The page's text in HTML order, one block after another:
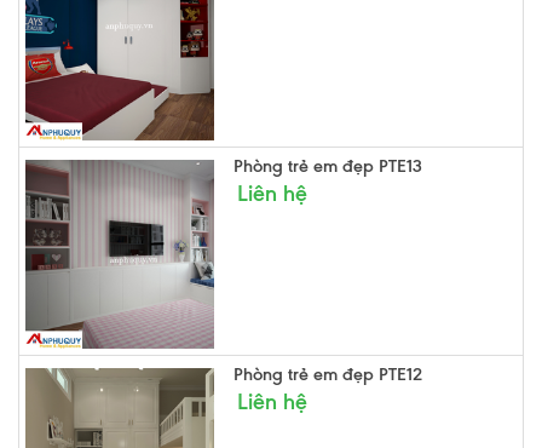
Phòng trẻ em đẹp PTE13
Liên hệ
Phòng trẻ em đẹp PTE12
Liên hệ